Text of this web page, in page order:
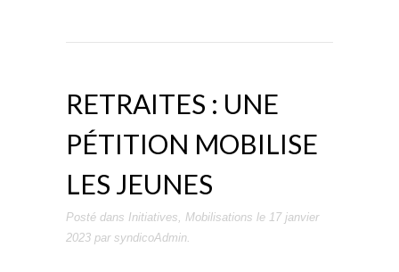
RETRAITES : UNE
PÉTITION MOBILISE
LES JEUNES
Posté dans Initiatives, Mobilisations le 17 janvier
2023 par syndicoAdmin.